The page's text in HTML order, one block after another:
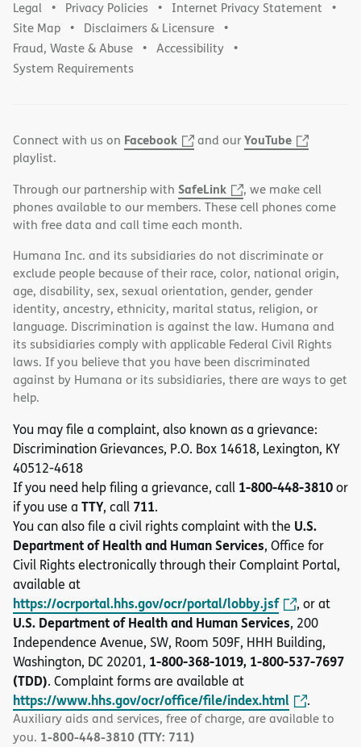
Legal Privacy Policies
Internet Privacy Statement
Site Map
Disclaimers & Licensure
Fraud, Waste & Abuse
Accessibility
System Requirements
Connect with us on Facebook and ourYouTube
playlist.
Through our partnership with SafeLink
, we make cell
phones available to our members. These cell phones come
with free data and call time each month.
Humana Inc. and its subsidiaries do not discriminate or
exclude people because of their race, color, national origin,
age, disability, sex, sexual orientation, gender, gender
identity, ancestry, ethnicity, marital status, religion, or
language. Discrimination is against the law. Humana and
its subsidiaries comply with applicable Federal Civil Rights
laws. If you believe that you have been discriminated
against by Humana or its subsidiaries, there are ways to get
help.
You may file a complaint, also known as a grievance:
Discrimination Grievances, P.O. Box 14618, Lexington, KY
40512-4618
If you need help filing a grievance, call 1-800-448-3810or
if you use a TTY, call 711.
You can also file a civil rights complaint with the U.S.
Department of Health and Human Services, Office for
Civil Rights electronically through their Complaint Portal,
available at
https://ocrportal.hhs.gov/ocr/portal/lobby.jsf , or at
U.S. Department of Health and Human Services, 200
Independence Avenue, SW, Room 509F, HHH Building,
Washington, DC 20201, 1-800-368-1019, 1-800-537-7697
(TDD). Complaint forms are available at
https://www.hhs.gov/ocr/office/file/index.html .
Auxiliary aids and services, free of charge, are available to
you. 1-800-448-3810 (TTY: 711)